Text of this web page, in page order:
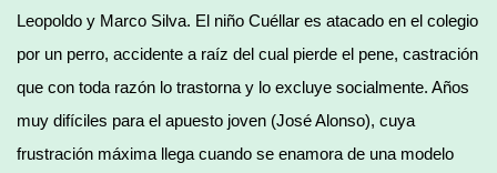
Leopoldo y Marco Silva. El niño Cuéllar es atacado en el colegio
por un perro, accidente a raíz del cual pierde el pene, castración
que con toda razón lo trastorna y lo excluye socialmente. Años
muy difíciles para el apuesto joven (José Alonso), cuya
frustración máxima llega cuando se enamora de una modelo